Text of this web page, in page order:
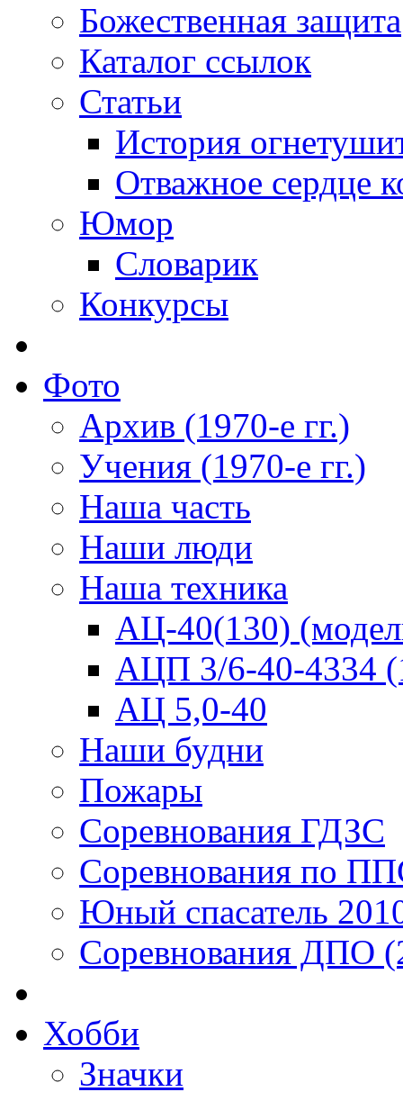
Божественная защита
Каталог ссылок
Статьи
История
Отважное сердце
Юмор
Словарик
Конкурсы
Фото
Архив (1970-е гг.)
Учения (1970-е гг.)
Наша часть
Наши люди
Наша техника
АЦ-40(130)
АЦП 3/6-40-4334
АЦ 5,0-40
Наши будни
Пожары
Соревнования ГДЗС
Соревнования по
Юный спасатель
Соревнования ДПО
Хобби
Значки